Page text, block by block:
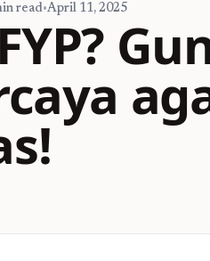
read•April 11, 2025